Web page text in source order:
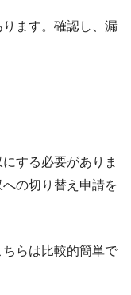
ます。確認し、漏
する必要がありま
の切り替え申請を
らは比較的簡単で